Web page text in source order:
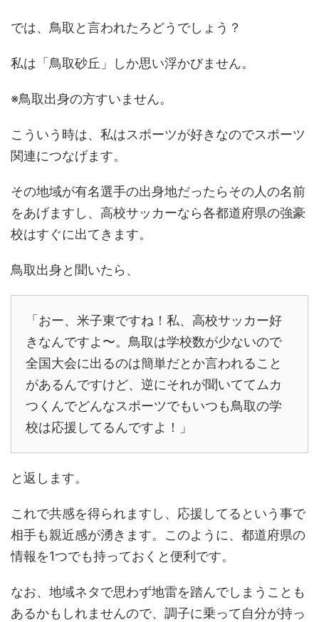
では、鳥取と言われたろどうでしょう？
私は「鳥取砂丘」しか思い浮かびません。
※鳥取出身の方すいません。
こういう時は、私はスポーツが好きなのでスポーツ
関連につなげます。
その地域が有名選手の出身地だったらその人の名前
をあげますし、高校サッカーなら各都道府県の強豪
校はすぐに出てきます。
鳥取出身と聞いたら、
「おー、米子東ですね！私、高校サッカー好
きなんですよ〜。鳥取は学校数が少ないので
全国大会に出るのは簡単だとか言われること
があるんですけど、逆にそれが聞いててムカ
つくんでどんなスポーツでもいつも鳥取の学
校は応援してるんですよ！」
と返します。
これで共感を得られますし、応援してるという事で
相手も親近感が湧きます。このように、都道府県の
情報を1つでも持っておくと便利です。
なお、地域ネタで思わず地雷を踏んでしまうことも
あるかもしれませんので、調子に乗って自分が持っ